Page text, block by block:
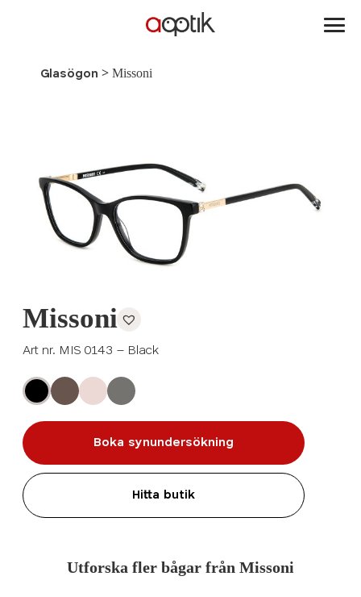
Glasögon > Missoni
Missoni
Art nr. MIS 0143 – Black
Boka synundersökning
Hitta butik
Utforska fler bågar från Missoni